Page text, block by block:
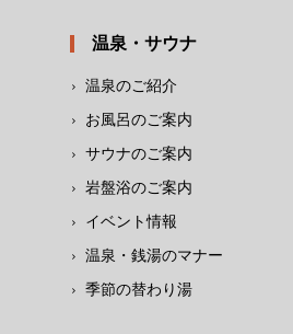
温泉・サウナ
温泉のご紹介
お風呂のご案内
サウナのご案内
岩盤浴のご案内
イベント情報
温泉・銭湯のマナー
季節の替わり湯